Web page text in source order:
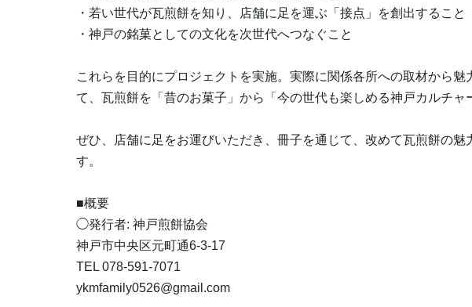
・若い世代が瓦煎餅を知り、店舗に足を運ぶ「接点」を創出すること
・神戸の銘菓としての文化を次世代へつなぐこと
これらを目的にプロジェクトを実施。実際に関係各所への取材から魅
て、瓦煎餅を「昔のお菓子」から「今の世代も楽しめる神戸カルチャ
ぜひ、店舗に足をお運びいただき、冊子を通じて、改めて瓦煎餅の魅
す。
■概要
◯発行者: 神戸煎餅協会
神戸市中央区元町通6-3-17
TEL 078-591-7071
ykmfamily0526@gmail.com